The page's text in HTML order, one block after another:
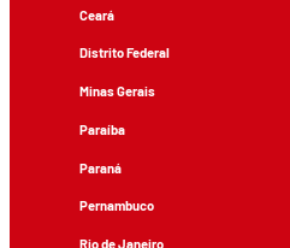
Ceará
Distrito Federal
Minas Gerais
Paraíba
Paraná
Pernambuco
Rio de Janeiro